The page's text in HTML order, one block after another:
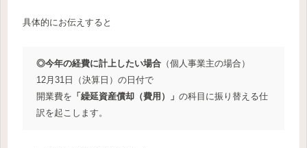
具体的にお伝えすると
◎今年の経費に計上したい場合（個人事業主の場合）
12月31日（決算日）の日付で
開業費を 「繰延資産償却（費用）」 の科目に振り替える仕
訳を起こします。